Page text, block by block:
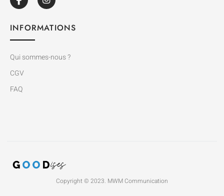
INFORMATIONS
Qui sommes-nous ?
CGV
FAQ
Copyright © 2023. MWM Communication